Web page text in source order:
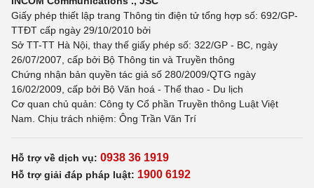
Giấy phép thiết lập trang Thông tin điện tử tổng hợp số: 692/GP-
TTĐT cấp ngày 29/10/2010 bởi
Sở TT-TT Hà Nội, thay thế giấy phép số: 322/GP - BC, ngày
26/07/2007, cấp bởi Bộ Thông tin và Truyền thông
Chứng nhận bản quyền tác giả số 280/2009/QTG ngày
16/02/2009, cấp bởi Bộ Văn hoá - Thể thao - Du lịch
Cơ quan chủ quản: Công ty Cổ phần Truyền thông Luật Việt
Nam. Chịu trách nhiệm: Ông Trần Văn Trí
Hỗ trợ về dịch vụ: 0938 36 1919
Hỗ trợ giải đáp pháp luật: 1900 6192